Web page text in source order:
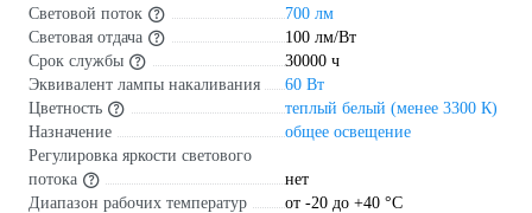
Световой поток
700 лм
Световая отдача
100 лм/Вт
Срок службы
30000 ч
Эквивалент лампы накаливания
60 Вт
Цветность
теплый белый (менее 3300 К)
Назначение
общее освещение
Регулировка яркости светового
потока
нет
Диапазон рабочих температур
от -20 до +40 °С